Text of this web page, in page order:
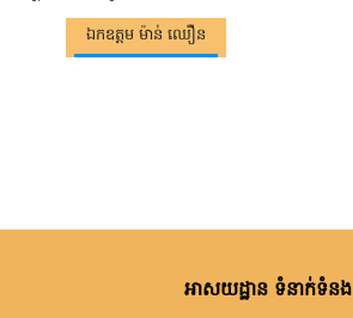
ឯកឧត្តម ម៉ាន់ ឈឿន
អាសយដ្ឋាន ទំនាក់ទំនង